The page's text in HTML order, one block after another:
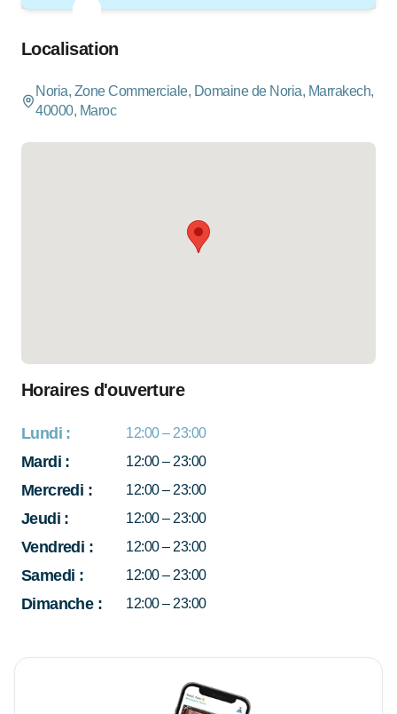
Localisation
Noria, Zone Commerciale, Domaine de Noria, Marrakech,
40000, Maroc
Horaires d'ouverture
Lundi : 12:00 – 23:00
Mardi : 12:00 – 23:00
Mercredi : 12:00 – 23:00
Jeudi : 12:00 – 23:00
Vendredi : 12:00 – 23:00
Samedi : 12:00 – 23:00
Dimanche: 12:00 – 23:00